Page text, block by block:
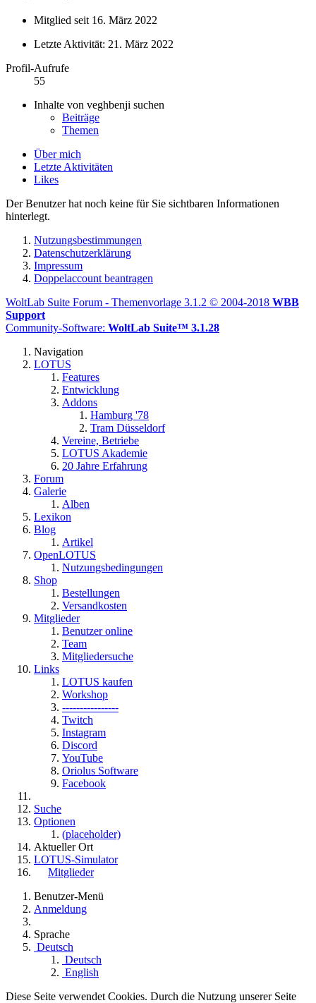
Mitglied seit 16. März 2022
Letzte Aktivität: 21. März 2022
Profil-Aufrufe
55
Inhalte von veghbenji suchen
Beiträge
Themen
Über mich
Letzte Aktivitäten
Likes
Der Benutzer hat noch keine für Sie sichtbaren Informationen
hinterlegt.
Nutzungsbestimmungen
Datenschutzerklärung
Impressum
Doppelaccount beantragen
WoltLab Suite Forum - Themenvorlage 3.1.2 © 2004-2018 WBB
Support
Community-Software: WoltLab Suite™ 3.1.28
Navigation
LOTUS
Features
Entwicklung
Addons
Hamburg '78
Tram Düsseldorf
Vereine, Betriebe
LOTUS Akademie
20 Jahre Erfahrung
Forum
Galerie
Alben
Lexikon
Blog
Artikel
OpenLOTUS
Nutzungsbedingungen
Shop
Bestellungen
Versandkosten
Mitglieder
Benutzer online
Team
Mitgliedersuche
Links
LOTUS kaufen
Workshop
----------------
Twitch
Instagram
Discord
YouTube
Oriolus Software
Facebook
Suche
Optionen
(placeholder)
Aktueller Ort
LOTUS-Simulator
Mitglieder
Benutzer-Menü
Anmeldung
Sprache
Deutsch
Deutsch
English
Diese Seite verwendet Cookies. Durch die Nutzung unserer Seite